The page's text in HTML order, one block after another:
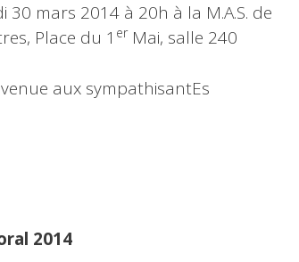
30 mars 2014 à 20h à la M.A.S. de
Place du 1 erMai, salle 240
aux sympathisantEs
2014